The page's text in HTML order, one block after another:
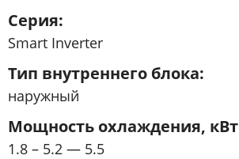
Серия
Smart Inverter
Тип внутреннего блока
наружный
Мощность охлаждения, кВт
1.8 – 5.2 — 5.5